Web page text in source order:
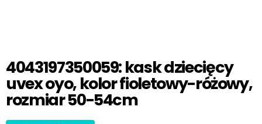
4043197350059: kask dziecięcy
uvex oyo, kolor fioletowy-różowy,
rozmiar 50-54cm